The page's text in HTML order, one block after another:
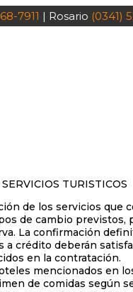
7911 | Rosario (0341)
TURISTICOS
de los servicios
de cambio
La confirmación
a crédito deberán
en la contratación.
mencionados
de comidas según